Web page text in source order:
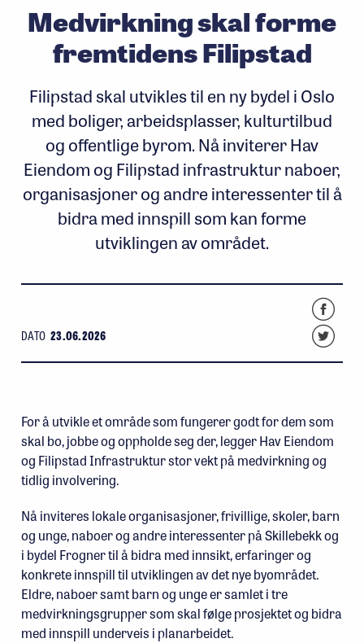
Medvirkning skal forme
fremtidens Filipstad
Filipstad skal utvikles til en ny bydel i Oslo
med boliger, arbeidsplasser, kulturtilbud
og offentlige byrom. Nå inviterer Hav
Eiendom og Filipstad infrastruktur naboer,
organisasjoner og andre interessenter til å
bidra med innspill som kan forme
utviklingen av området.
DATO 23.06.2026
For å utvikle et område som fungerer godt for dem som
skal bo, jobbe og oppholde seg der, legger Hav Eiendom
og Filipstad Infrastruktur stor vekt på medvirkning og
tidlig involvering.
Nå inviteres lokale organisasjoner, frivillige, skoler, barn
og unge, naboer og andre interessenter på Skillebekk og
i bydel Frogner til å bidra med innsikt, erfaringer og
konkrete innspill til utviklingen av det nye byområdet.
Eldre, naboer samt barn og unge er samlet i tre
medvirkningsgrupper som skal følge prosjektet og bidra
med innspill underveis i planarbeidet.